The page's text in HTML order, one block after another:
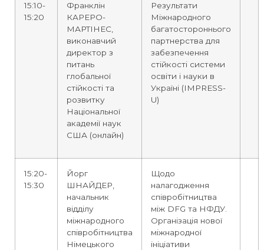
15:10-
15:20
Франклін
КАРЕРО-
МАРТІНЕС,
виконавчий
директор з
питань
глобальної
стійкості та
розвитку
Національної
академії наук
США (онлайн)
Результати
Міжнародного
багатостороннього
партнерства для
забезпечення
стійкості системи
освіти і науки в
Україні (IMPRESS-
U)
15:20-
15:30
Йорг
ШНАЙДЕР,
начальник
відділу
міжнародного
співробітництва
Німецького
Щодо
налагодження
співробітництва
між DFG та НФДУ.
Організація нової
міжнародної
ініціативи